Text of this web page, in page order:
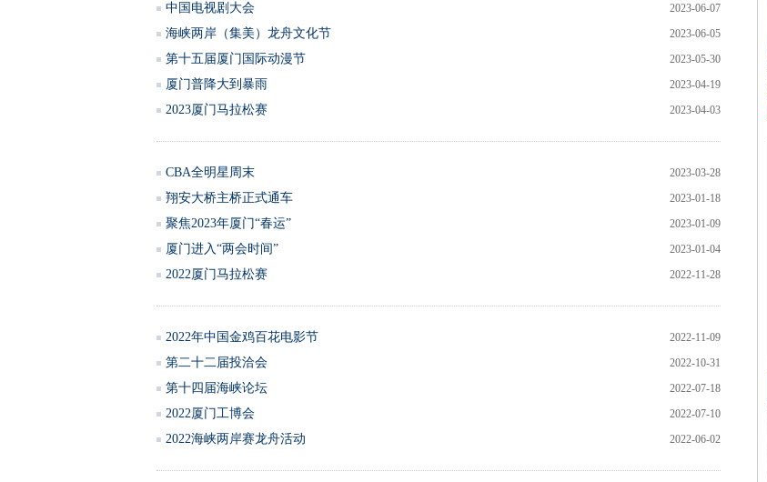
2023-06-07
中国电视剧大会
2023-06-05
海峡两岸（集美）龙舟文化节
2023-05-30
第十五届厦门国际动漫节
2023-04-19
厦门普降大到暴雨
2023-04-03
2023厦门马拉松赛
2023-03-28
CBA全明星周末
2023-01-18
翔安大桥主桥正式通车
2023-01-09
聚焦2023年厦门“春运”
2023-01-04
厦门进入“两会时间”
2022-11-28
2022厦门马拉松赛
2022-11-09
2022年中国金鸡百花电影节
2022-10-31
第二十二届投洽会
2022-07-18
第十四届海峡论坛
2022-07-10
2022厦门工博会
2022-06-02
2022海峡两岸赛龙舟活动